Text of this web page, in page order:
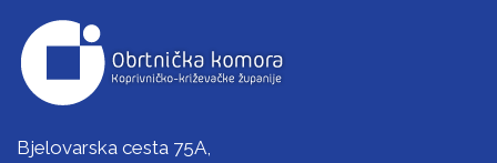
Bjelovarska cesta 75A,